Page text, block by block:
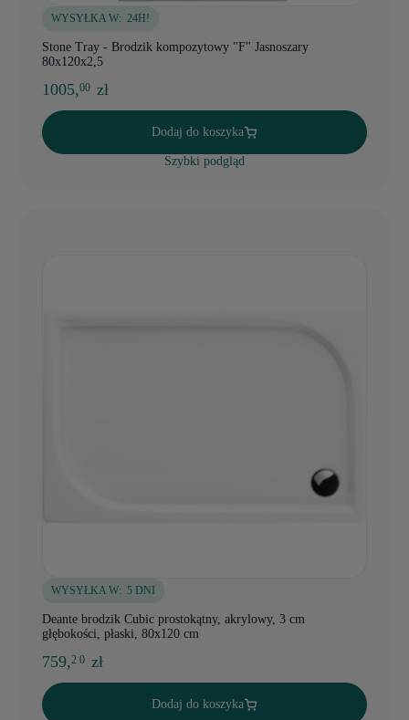
WYSYŁKA W: 24H!
Stone Tray - Brodzik kompozytowy "F" Jasnoszary
80x120x2,5
1005,00 zł
Dodaj do koszyka
Szybki podgląd
WYSYŁKA W: 5 DNI
Deante brodzik Cubic prostokątny, akrylowy, 3 cm
głębokości, płaski, 80x120 cm
759,2 0 zł
Dodaj do koszyka